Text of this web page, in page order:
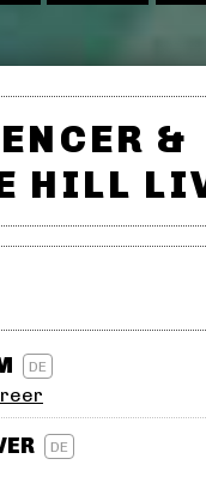
&
HILL
DE
DE